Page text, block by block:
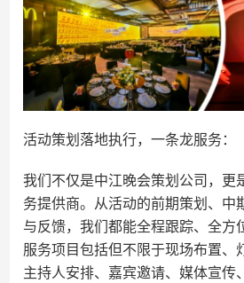
活动策划落地执行，一条龙服务：
我们不仅是中江晚会策划公司，更
务提供商。从活动的前期策划、中
与反馈，我们都能全程跟踪、全方
服务项目包括但不限于现场布置、
主持人安排、嘉宾邀请、媒体宣传